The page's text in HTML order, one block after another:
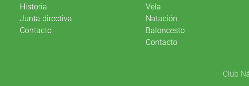
Historia
Junta directiva
Contacto
Vela
Natación
Baloncesto
Contacto
Club